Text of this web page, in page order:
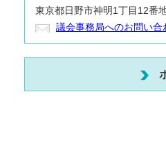
東京都日野市神明1丁目12
議会事務局へのお問い合